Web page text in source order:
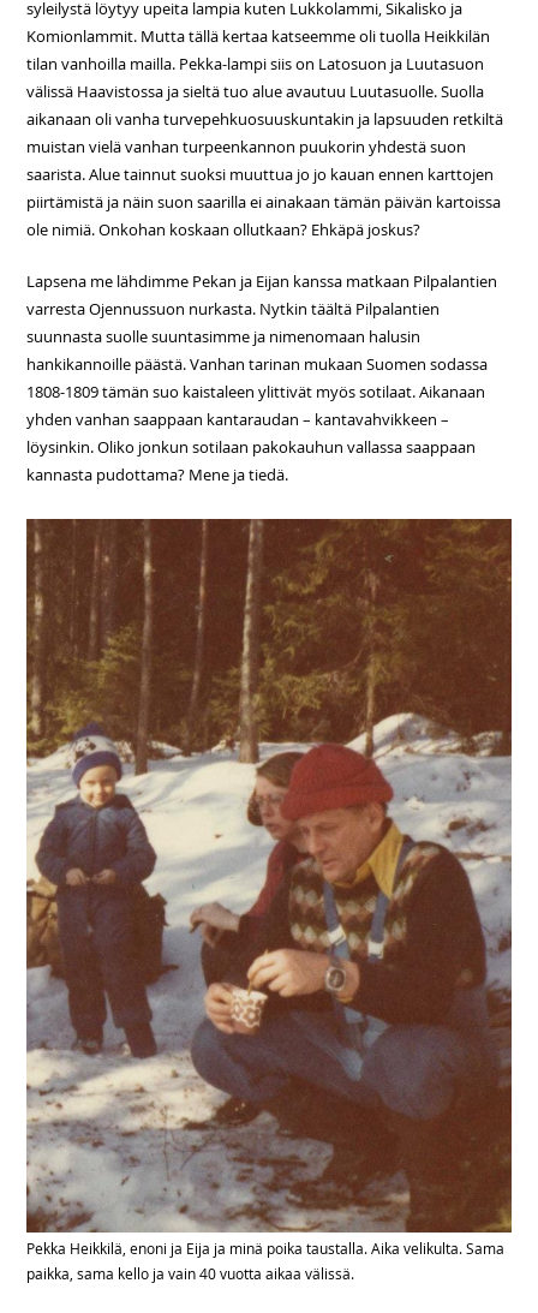
syleilystä löytyy upeita lampia kuten Lukkolammi, Sikalisko ja
Komionlammit. Mutta tällä kertaa katseemme oli tuolla Heikkilän
tilan vanhoilla mailla. Pekka-lampi siis on Latosuon ja Luutasuon
välissä Haavistossa ja sieltä tuo alue avautuu Luutasuolle. Suolla
aikanaan oli vanha turvepehkuosuuskuntakin ja lapsuuden retkiltä
muistan vielä vanhan turpeenkannon puukorin yhdestä suon
saarista. Alue tainnut suoksi muuttua jo jo kauan ennen karttojen
piirtämistä ja näin suon saarilla ei ainakaan tämän päivän kartoissa
ole nimiä. Onkohan koskaan ollutkaan? Ehkäpä joskus?
Lapsena me lähdimme Pekan ja Eijan kanssa matkaan Pilpalantien
varresta Ojennussuon nurkasta. Nytkin täältä Pilpalantien
suunnasta suolle suuntasimme ja nimenomaan halusin
hankikannoille päästä. Vanhan tarinan mukaan Suomen sodassa
1808-1809 tämän suo kaistaleen ylittivät myös sotilaat. Aikanaan
yhden vanhan saappaan kantaraudan – kantavahvikkeen –
löysinkin. Oliko jonkun sotilaan pakokauhun vallassa saappaan
kannasta pudottama? Mene ja tiedä.
Pekka Heikkilä, enoni ja Eija ja minä poika taustalla. Aika velikulta. Sama
paikka, sama kello ja vain 40 vuotta aikaa välissä.